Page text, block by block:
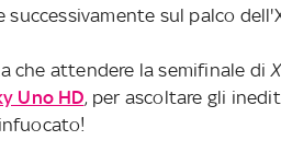
sul palco
che attendere la semifinale di
Uno HD, per ascoltare gli